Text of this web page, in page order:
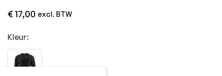
€17,00 excl. BTW
Kleur: